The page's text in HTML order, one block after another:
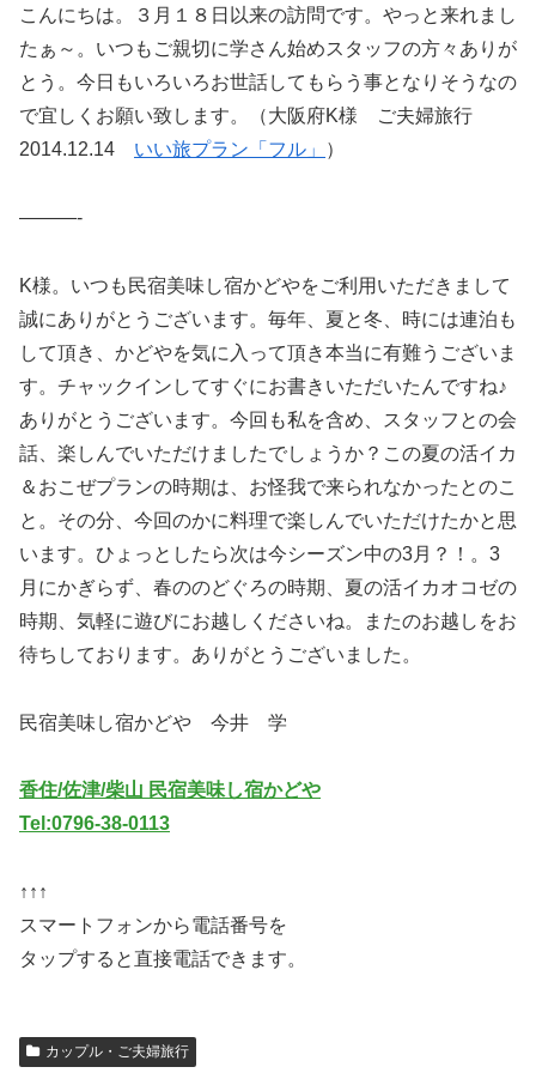
こんにちは。３月１８日以来の訪問です。やっと来れまし
たぁ～。いつもご親切に学さん始めスタッフの方々ありが
とう。今日もいろいろお世話してもらう事となりそうなの
で宜しくお願い致します。（大阪府K様 ご夫婦旅行
2014.12.14 いい旅プラン「フル」 ）
———-
K様。いつも民宿美味し宿かどやをご利用いただきまして
誠にありがとうございます。毎年、夏と冬、時には連泊も
して頂き、かどやを気に入って頂き本当に有難うございま
す。チャックインしてすぐにお書きいただいたんですね♪
ありがとうございます。今回も私を含め、スタッフとの会
話、楽しんでいただけましたでしょうか？この夏の活イカ
＆おこぜプランの時期は、お怪我で来られなかったとのこ
と。その分、今回のかに料理で楽しんでいただけたかと思
います。ひょっとしたら次は今シーズン中の3月？！。3
月にかぎらず、春ののどぐろの時期、夏の活イカオコゼの
時期、気軽に遊びにお越しくださいね。またのお越しをお
待ちしております。ありがとうございました。
民宿美味し宿かどや 今井 学
香住/佐津/柴山 民宿美味し宿かどや
Tel:0796-38-0113
↑↑↑
スマートフォンから電話番号を
タップすると直接電話できます。
カップル・ご夫婦旅行